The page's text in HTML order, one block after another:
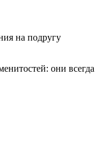
на подругу
они всегда